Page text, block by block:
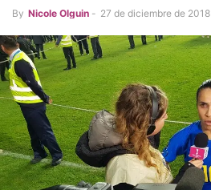
By Nicole Olguin - 27 de diciembre de 2018